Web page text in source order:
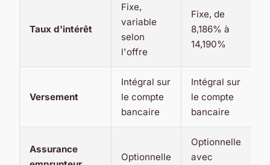
Taux d'intérêt
Fixe,
variable
selon
l'offre
Fixe, de
8,186% à
14,190%
Versement
Intégral sur
le compte
bancaire
Intégral sur
le compte
bancaire
Assurance
Optionnelle
Optionnelle
avec